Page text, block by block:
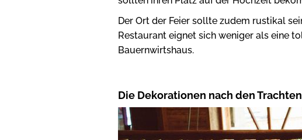
Der Ort der Feier sollte zudem rustikal
Restaurant eignet sich weniger als eine
Bauernwirtshaus.
Die Dekorationen nach den